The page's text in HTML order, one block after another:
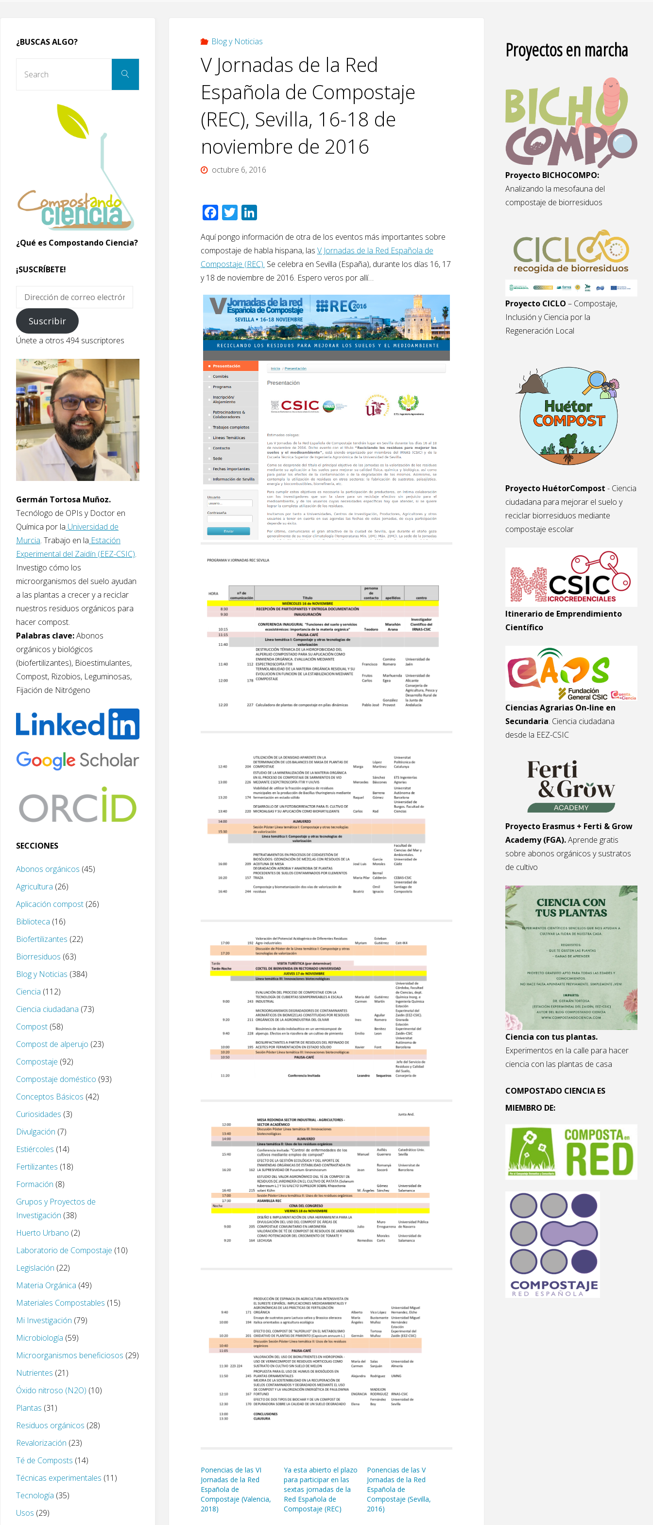
Blog y Noticias
V Jornadas de la Red
Española de Compostaje
(REC), Sevilla, 16-18 de
noviembre de 2016
octubre 6, 2016
F
e
b
o
o
k
T
tt
er
Li
k
e
dI
n
Aquí pongo información de otra de los eventos más importantes sobre
compostaje de habla hispana, las V Jornadas de la Red Española de
Compostaje (REC). Se celebra en Sevilla (España), durante los días 16, 17
y 18 de noviembre de 2016. Espero veros por allí…
Ponencias de las VI
Jornadas de la Red
Española de
Compostaje (Valencia,
2018)
Ya esta abierto el plazo
para participar en las
sextas jornadas de la
Red Española de
Compostaje (REC)
Ponencias de las V
Jornadas de la Red
Española de
Compostaje (Sevilla,
2016)
¿BUSCAS ALGO?
Search
¿Qué es Compostando Ciencia?
¡SUSCRÍBETE!
Dirección
correo
electrónico
Suscribir
Únete a otros 494 suscriptores
Germán Tortosa Muñoz.
Tecnólogo de OPIs y Doctor en
Química por la Universidad de
Murcia. Trabajo en la Estación
Experimental del Zaidín (EEZ-CSIC).
Investigo cómo los
microorganismos del suelo ayudan
a las plantas a crecer y a reciclar
nuestros residuos orgánicos para
hacer compost.
Palabras clave:Abonos
orgánicos y biológicos
(biofertilizantes), Bioestimulantes,
Compost, Rizobios, Leguminosas,
Fijación de Nitrógeno
SECCIONES
Abonos orgánicos (45)
Agricultura (26)
Aplicación compost (26)
Biblioteca (16)
Biofertilizantes (22)
Biorresiduos (63)
Blog y Noticias (384)
Ciencia (112)
Ciencia ciudadana (73)
Compost (58)
Compost de alperujo (23)
Compostaje (92)
Compostaje doméstico (93)
Conceptos Básicos (42)
Curiosidades (3)
Divulgación (7)
Estiércoles (14)
Fertilizantes (18)
Formación (8)
Grupos y Proyectos de
Investigación (38)
Huerto Urbano (2)
Laboratorio de Compostaje (10)
Legislación (22)
Materia Orgánica (49)
Materiales Compostables (15)
Mi Investigación (79)
Microbiología (59)
Microorganismos beneficiosos (29)
Nutrientes (21)
Óxido nitroso (N2O) (10)
Plantas (31)
Residuos orgánicos (28)
Revalorización (23)
Té de Composts (14)
Técnicas experimentales (11)
Tecnología (35)
Usos (29)
Proyectos en marcha
Proyecto BICHOCOMPO:
Analizando la mesofauna del
compostaje de biorresiduos
Proyecto CICLO – Compostaje,
Inclusión y Ciencia por la
Regeneración Local
Proyecto HuétorCompost - Ciencia
ciudadana para mejorar el suelo y
reciclar biorresiduos mediante
compostaje escolar
Itinerario de Emprendimiento
Científico
Ciencias Agrarias On-line en
Secundaria. Ciencia ciudadana
desde la EEZ-CSIC
Proyecto Erasmus + Ferti & Grow
Academy (FGA).Aprende gratis
sobre abonos orgánicos y sustratos
de cultivo
Ciencia con tus plantas.
Experimentos en la calle para hacer
ciencia con las plantas de casa
COMPOSTADO CIENCIA ES
MIEMBRO DE: